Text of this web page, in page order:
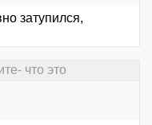
затупился,
что это